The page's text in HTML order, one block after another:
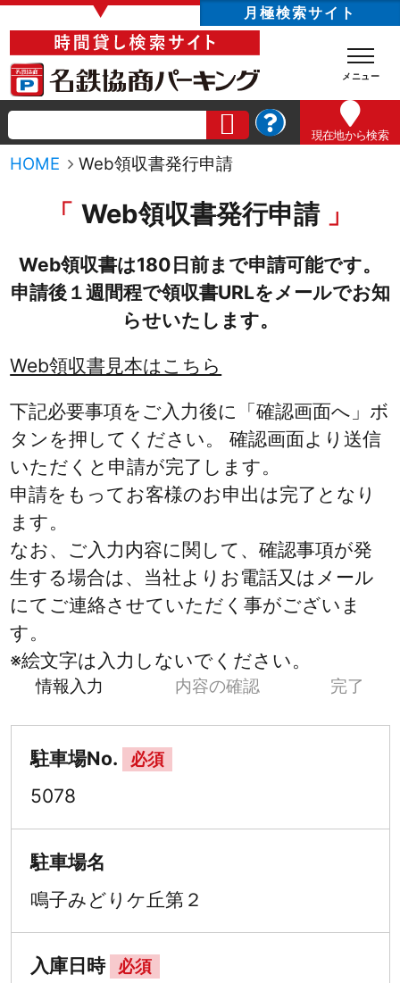
▼ 月極検索サイト
現在地から検索
HOME Web領収書発行申請
Web領収書発行申請
Web領収書は180日前まで申請可能です。
申請後１週間程で領収書URLをメールでお知
らせいたします。
Web領収書見本はこちら
下記必要事項をご入力後に「確認画面へ」ボ
タンを押してください。 確認画面より送信
いただくと申請が完了します。
申請をもってお客様のお申出は完了となり
ます。
なお、ご入力内容に関して、確認事項が発
生する場合は、当社よりお電話又はメール
にてご連絡させていただく事がございま
す。
※絵文字は入力しないでください。
情報入力 内容の確認 完了
駐車場No. 必須
5078
駐車場名
鳴子みどりケ丘第２
入庫日時 必須